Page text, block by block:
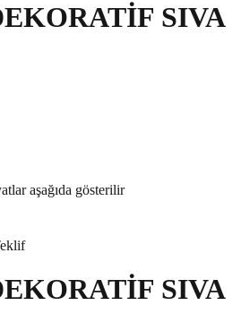
SIVA
aşağıda gösterilir
SIVA